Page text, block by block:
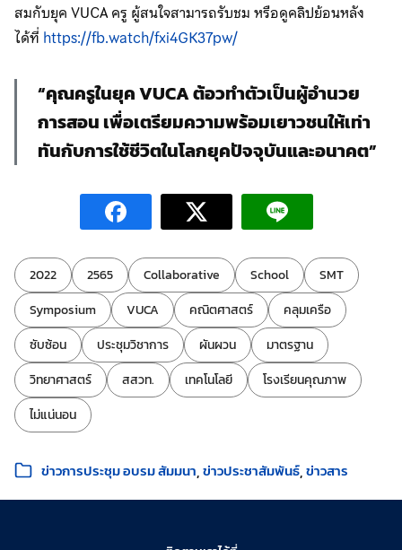
สมกับยุค VUCA ครู ผู้สนใจสามารถรับชม หรือดูคลิปย้อนหลัง
ได้ที่ https://fb.watch/fxi4GK37pw/
“คุณครูในยุค VUCA ต้อวทำตัวเป็นผู้อำนวย
การสอน เพื่อเตรียมความพร้อมเยาวชนให้เท่า
ทันกับการใช้ชีวิตในโลกยุคปัจจุบันและอนาคต”
ป้ายกำกับ:
2022 2565 Collaborative School
SMT
Symposium
VUCA คณิตศาสตร์
คลุมเครือ
ซับซ้อน
ประชุมวิชาการ ผันผวน
มาตรฐาน
วิทยาศาสตร์
สสวท. เทคโนโลยี
โรงเรียนคุณภาพ
ไม่แน่นอน
หมวดหมู่:
ข่าวการประชุม อบรม สัมมนา ข่าวประชาสัมพันธ์ ข่าวสาร